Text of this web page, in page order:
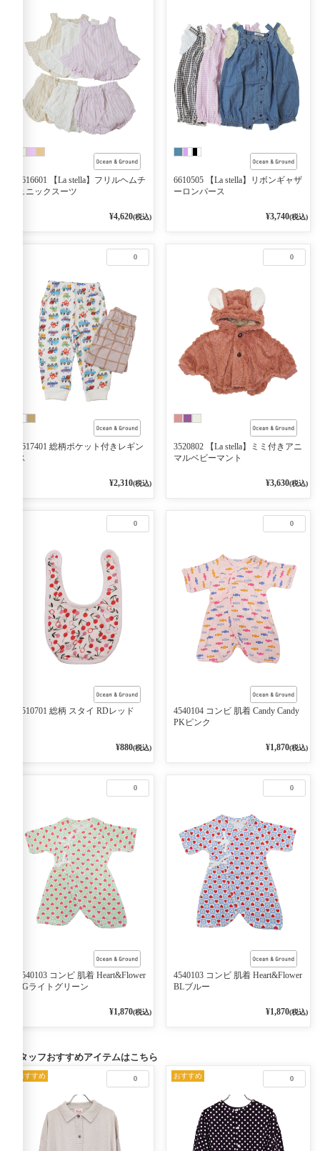
6616601 【La stella】フリルヘムチ
ュニックスーツ
¥4,620(税込)
6610505 【La stella】リボンギャザ
ーロンパース
¥3,740(税込)
0
6617401 総柄ポケット付きレギン
ス
¥2,310(税込)
0
3520802 【La stella】ミミ付きアニ
マルベビーマント
¥3,630(税込)
0
3510701 総柄 スタイ RDレッド
¥880(税込)
0
4540104 コンビ 肌着 Candy Candy
PKピンク
¥1,870(税込)
0
4540103 コンビ 肌着 Heart&Flower
LGライトグリーン
¥1,870(税込)
0
4540103 コンビ 肌着 Heart&Flower
BLブルー
¥1,870(税込)
スタッフおすすめアイテムはこちら
0
おすすめ 0
おすすめ